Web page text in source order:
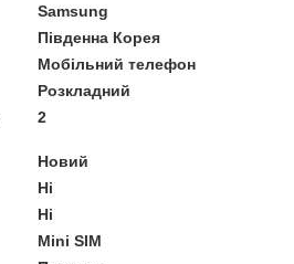
Samsung
Південна Корея
Мобільний телефон
Розкладний
2
Новий
Ні
Ні
Mini SIM